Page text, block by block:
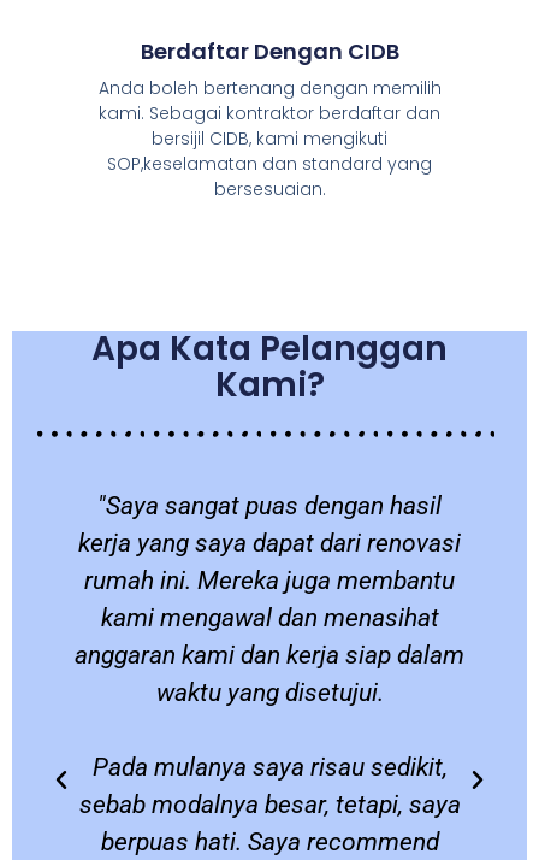
Berdaftar Dengan CIDB
Anda boleh bertenang dengan memilih
kami. Sebagai kontraktor berdaftar dan
bersijil CIDB, kami mengikuti
SOP,keselamatan dan standard yang
bersesuaian.
Apa Kata Pelanggan
Kami?
"Saya sangat puas dengan hasil
kerja yang saya dapat dari renovasi
rumah ini. Mereka juga membantu
kami mengawal dan menasihat
anggaran kami dan kerja siap dalam
waktu yang disetujui.
Pada mulanya saya risau sedikit,
sebab modalnya besar, tetapi, saya
berpuas hati. Saya recommend